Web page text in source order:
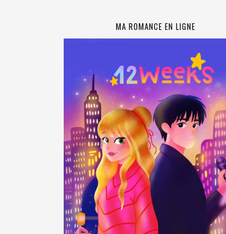
MA ROMANCE EN LIGNE